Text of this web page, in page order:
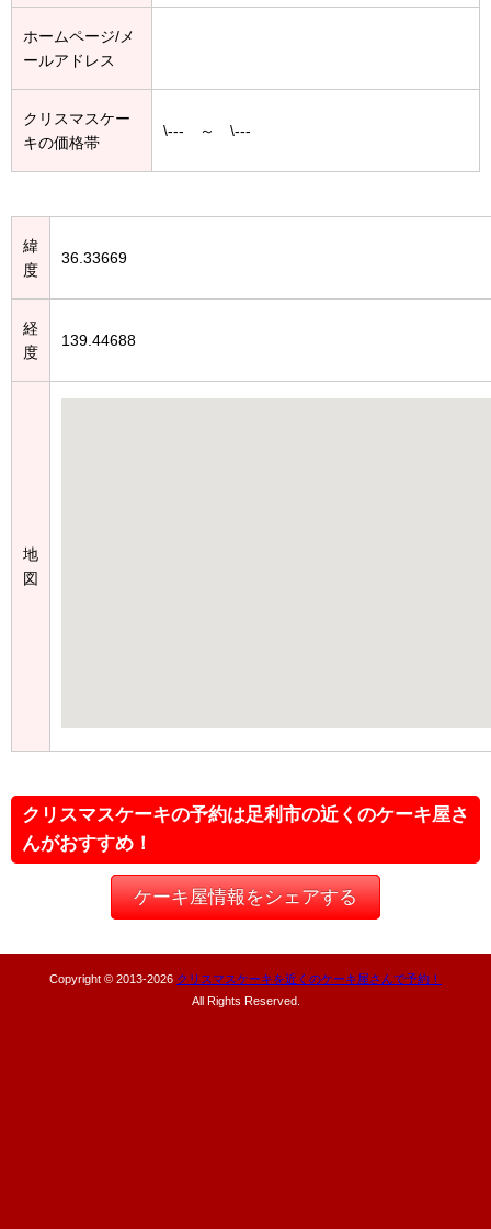
ホームページ/メ
ールアドレス
クリスマスケー
キの価格帯
\--- ～ \---
緯
度
36.33669
経
度
139.44688
地
図
クリスマスケーキの予約は足利市の近くのケーキ屋さ
んがおすすめ！
ケーキ屋情報をシェアする
Copyright © 2013-2026 クリスマスケーキを近くのケーキ屋さんで予約！
All Rights Reserved.